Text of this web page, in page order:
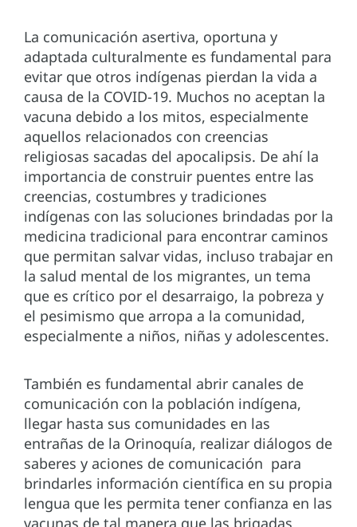
La comunicación asertiva, oportuna y
adaptada culturalmente es fundamental para
evitar que otros indígenas pierdan la vida a
causa de la COVID-19. Muchos no aceptan la
vacuna debido a los mitos, especialmente
aquellos relacionados con creencias
religiosas sacadas del apocalipsis. De ahí la
importancia de construir puentes entre las
creencias, costumbres y tradiciones
indígenas con las soluciones brindadas por la
medicina tradicional para encontrar caminos
que permitan salvar vidas, incluso trabajar en
la salud mental de los migrantes, un tema
que es crítico por el desarraigo, la pobreza y
el pesimismo que arropa a la comunidad,
especialmente a niños, niñas y adolescentes.
También es fundamental abrir canales de
comunicación con la población indígena,
llegar hasta sus comunidades en las
entrañas de la Orinoquía, realizar diálogos de
saberes y aciones de comunicación para
brindarles información científica en su propia
lengua que les permita tener confianza en las